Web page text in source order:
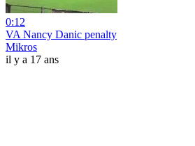
0:12
VA Nancy Danic penalty
Mikros
il y a 17 ans